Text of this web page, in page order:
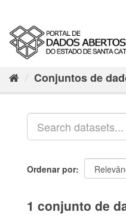
Conjuntos de
Ordenar por
1 conjunto de